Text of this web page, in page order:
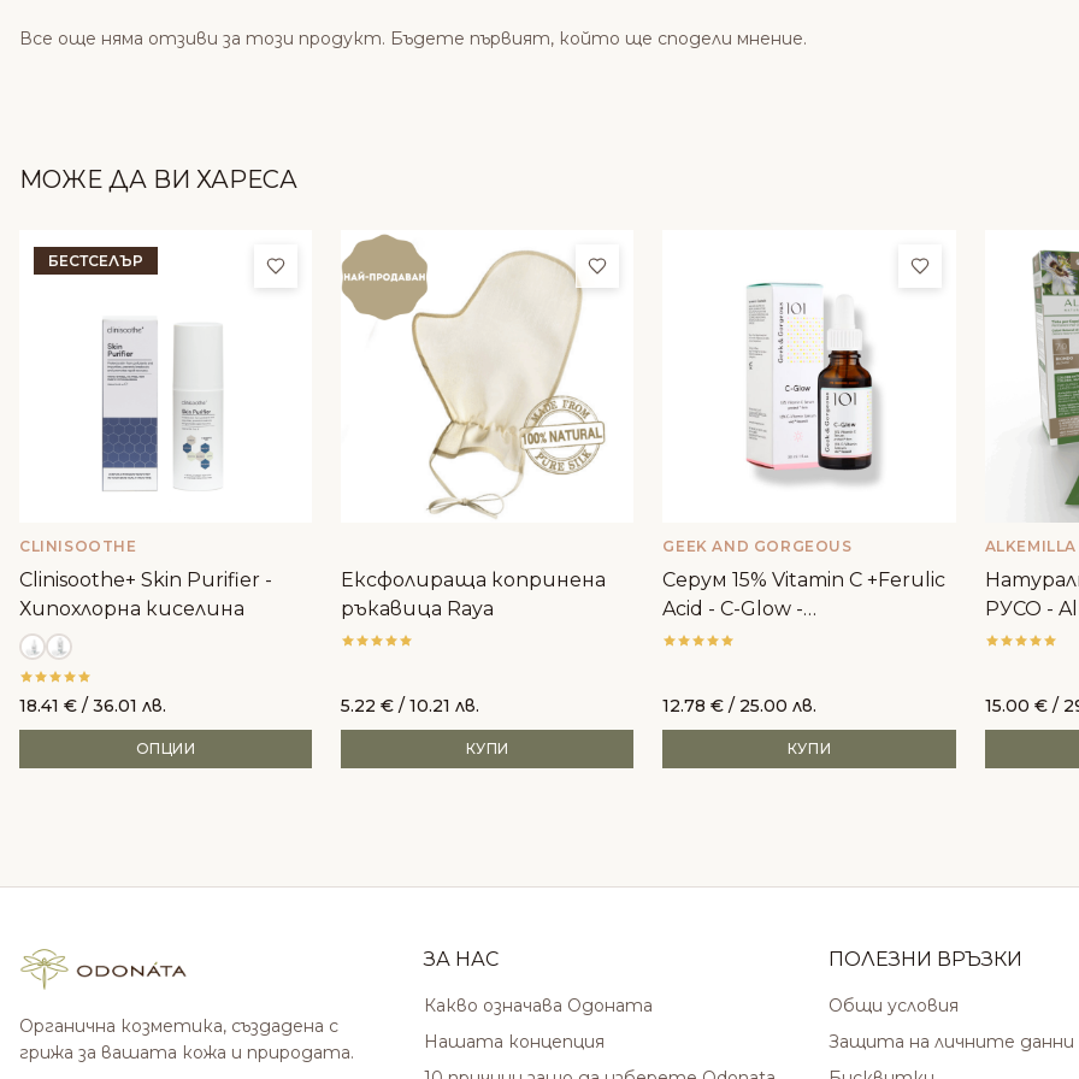
Все още няма отзиви за този продукт. Бъдете първият, който ще сподели мнение.
МОЖЕ ДА ВИ ХАРЕСА
БЕСТСЕЛЪР Добави в любими
CLINISOOTHE
Clinisoothe+ Skin Purifier -
Хипохлорна киселина
18.41 € / 36.01 лв.
ОПЦИИ
Добави в любими
Ексфолираща копринена
ръкавица Raya
5.22€ / 10.21 лв.
КУПИ
Добави в
GEEK AND GORGEOUS
Серум 15% Vitamin C +Ferulic
Acid - C-Glow -
Geek&Gorgeous
12.78€ / 25.00 лв.
КУПИ
ALKEMILLA
РУСО -
15.00 €/
Органична козметика, създадена с
грижа за вашата кожа и природата.
ЗА НАС
Какво означава Одоната
Нашата концепция
ПОЛЕЗНИ ВРЪЗКИ
Общи условия
Защита на личните данни